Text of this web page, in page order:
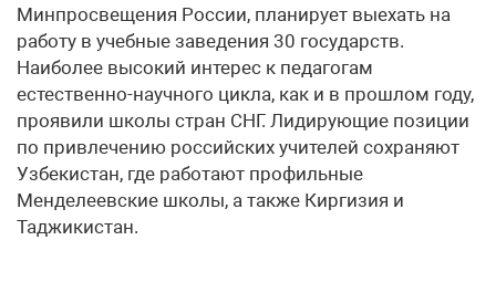
Минпросвещения России, планирует выехать на
работу в учебные заведения 30 государств.
Наиболее высокий интерес к педагогам
естественно-научного цикла, как и в прошлом году,
проявили школы стран СНГ. Лидирующие позиции
по привлечению российских учителей сохраняют
Узбекистан, где работают профильные
Менделеевские школы, а также Киргизия и
Таджикистан.